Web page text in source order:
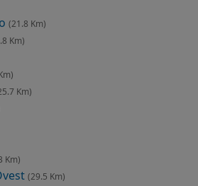
(21.8 Km)
Km)
Km)
Km)
(29.5 Km)